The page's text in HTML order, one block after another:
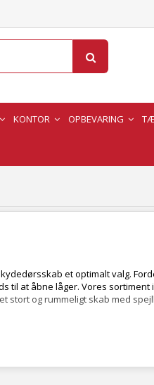
KONTOR OPBEVARING
et optimalt valg.
til at åbne låger. Vores
og rummeligt skab med